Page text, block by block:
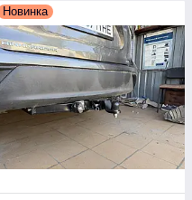
Новинка